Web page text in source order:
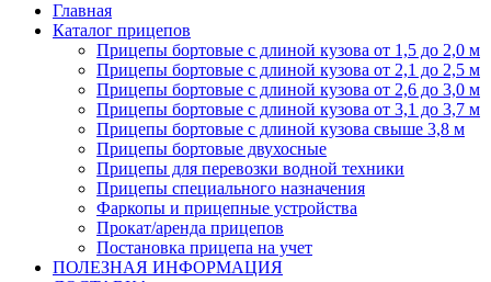
Главная
Каталог прицепов
Прицепы бортовые с длиной кузова от 1,5 до 2,0 м
Прицепы бортовые с длиной кузова от 2,1 до 2,5 м
Прицепы бортовые с длиной кузова от 2,6 до 3,0 м
Прицепы бортовые с длиной кузова от 3,1 до 3,7 м
Прицепы бортовые с длиной кузова свыше 3,8 м
Прицепы бортовые двухосные
Прицепы для перевозки водной техники
Прицепы специального назначения
Фаркопы и прицепные устройства
Прокат/аренда прицепов
Постановка прицепа на учет
ПОЛЕЗНАЯ ИНФОРМАЦИЯ